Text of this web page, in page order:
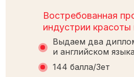
Востребованная
индустрии красоты
Выдаем два
и английском
144 балла/Зет